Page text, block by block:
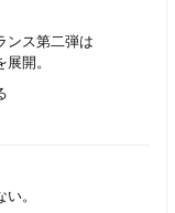
ンス第二弾は
開。
。